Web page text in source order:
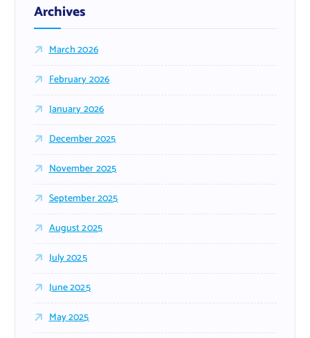
Archives
March 2026
February 2026
January 2026
December 2025
November 2025
September 2025
August 2025
July 2025
June 2025
May 2025